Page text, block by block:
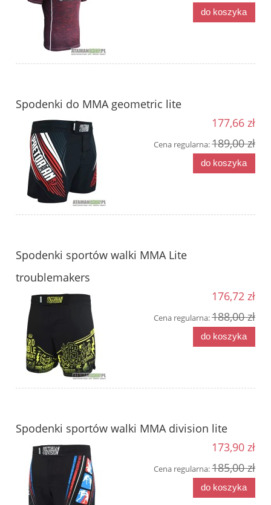
do koszyka
Spodenki do MMA geometric lite
177,66 zł
Cena regularna:189,00 zł
do koszyka
Spodenki sportów walki MMA Lite
troublemakers
176,72 zł
Cena regularna:188,00 zł
do koszyka
Spodenki sportów walki MMA division lite
173,90 zł
Cena regularna:185,00 zł
do koszyka